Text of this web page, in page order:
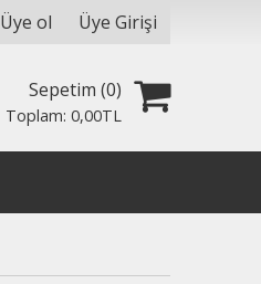
Üye ol Üye Girişi
Sepetim (0)
Toplam:0,00TL